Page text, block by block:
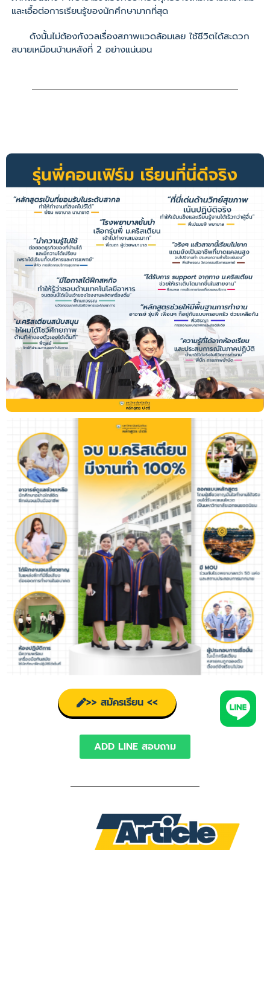
และเอื้อต่อการเรียนรู้ของนักศึกษามากที่สุด
ดังนั้นไม่ต้องกังวลเรื่องสภาพแวดล้อมเลย ใช้ชีวิตได้สะดวก
สบายเหมือนบ้านหลังที่ 2 อย่างแน่นอน
>> สมัครเรียน <<
ADD LINE สอบถาม